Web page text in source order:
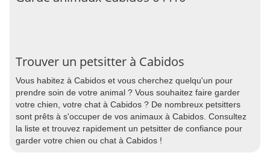
Trouver un petsitter à Cabidos
Vous habitez à Cabidos et vous cherchez quelqu'un pour
prendre soin de votre animal ? Vous souhaitez faire garder
votre chien, votre chat à Cabidos ? De nombreux petsitters
sont prêts à s'occuper de vos animaux à Cabidos. Consultez
la liste et trouvez rapidement un petsitter de confiance pour
garder votre chien ou chat à Cabidos !